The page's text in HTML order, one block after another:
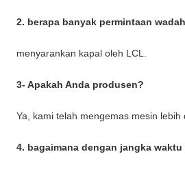
2. berapa banyak permintaan
menyarankan kapal oleh LCL.
3- Apakah Anda produsen?
Ya, kami telah mengemas mesin lebih
4. bagaimana dengan jangka waktu